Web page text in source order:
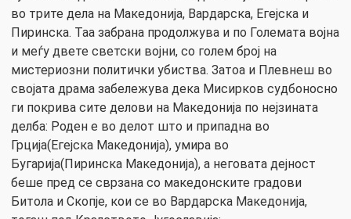
во трите дела на Македонија, Вардарска, Егејска и
Пиринска. Таа забрана продолжува и по Големата војна
и меѓу двете светски војни, со голем број на
мистериозни политички убиства. Затоа и Плевнеш во
својата драма забележува дека Мисирков судбоносно
ги покрива сите делови на Македонија по нејзината
делба: Роден е во делот што и припадна во
Грција(Егејска Македонија), умира во
Бугарија(Пиринска Македонија), а неговата дејност
беше пред се сврзана со македонските градови
Битола и Скопје, кои се во Вардарска Македонија,